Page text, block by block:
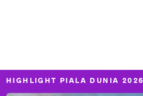
HIGHLIGHT PIALA DUNIA 2026